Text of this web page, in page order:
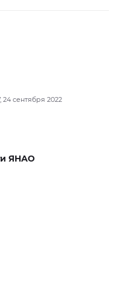
24 сентября 2022
ЯНАО